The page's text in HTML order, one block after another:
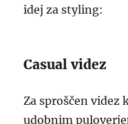
idej za styling:
Casual videz
Za sproščen videz
udobnim